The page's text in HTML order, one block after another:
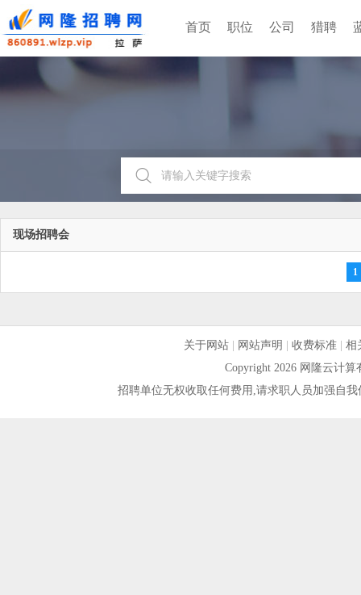
首页 职位 公司 猎聘
现场招聘会
1
关于网站| 网站声明 收费标准| 相
Copyright 2026 网隆云计
招聘单位无权收取任何费用,请求职人员加强自